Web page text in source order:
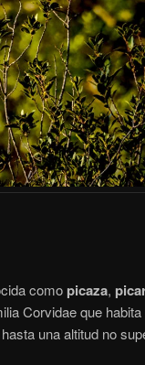
como picaza,
Corvidae que
una altitud no